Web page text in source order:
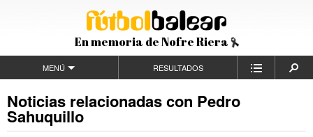
En memoria de Nofre Riera
MENÚ RESULTADOS
Noticias relacionadas con Pedro
Sahuquillo